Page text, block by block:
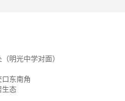
明光中学对面）
东南角
生态